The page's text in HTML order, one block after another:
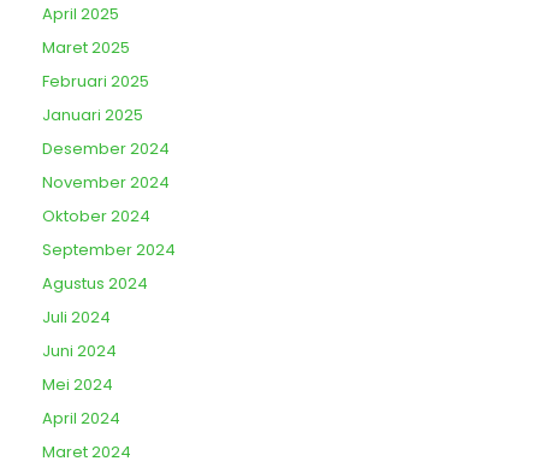
April 2025
Maret 2025
Februari 2025
Januari 2025
Desember 2024
November 2024
Oktober 2024
September 2024
Agustus 2024
Juli 2024
Juni 2024
Mei 2024
April 2024
Maret 2024